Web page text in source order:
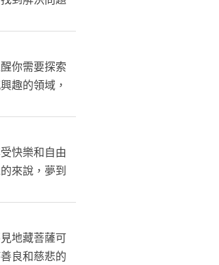
你需要探索
趣的領域，
快樂和自由
來說，夢到
地藏菩薩可
良和慈悲的